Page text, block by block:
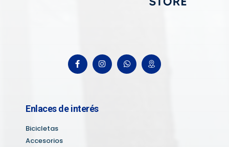
Enlaces de interés
Bicicletas
Accesorios